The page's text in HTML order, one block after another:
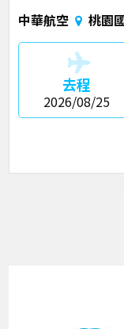
中華航空 桃園
去程
2026/08/25